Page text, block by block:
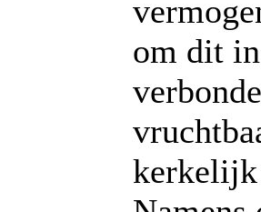
om dit
kerkelijk